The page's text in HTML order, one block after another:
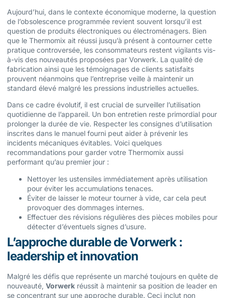
Aujourd’hui, dans le contexte économique moderne, la question
de l’obsolescence programmée revient souvent lorsqu’il est
question de produits électroniques ou électroménagers. Bien
que le Thermomix ait réussi jusqu’à présent à contourner cette
pratique controversée, les consommateurs restent vigilants vis-
à-vis des nouveautés proposées par Vorwerk. La qualité de
fabrication ainsi que les témoignages de clients satisfaits
prouvent néanmoins que l’entreprise veille à maintenir un
standard élevé malgré les pressions industrielles actuelles.
Dans ce cadre évolutif, il est crucial de surveiller l’utilisation
quotidienne de l’appareil. Un bon entretien reste primordial pour
prolonger la durée de vie. Respecter les consignes d’utilisation
inscrites dans le manuel fourni peut aider à prévenir les
incidents mécaniques évitables. Voici quelques
recommandations pour garder votre Thermomix aussi
performant qu’au premier jour :
Nettoyer les ustensiles immédiatement après utilisation
pour éviter les accumulations tenaces.
Éviter de laisser le moteur tourner à vide, car cela peut
provoquer des dommages internes.
Effectuer des révisions régulières des pièces mobiles pour
détecter d’éventuels signes d’usure.
L’approche durable de Vorwerk :
leadership et innovation
Malgré les défis que représente un marché toujours en quête de
nouveauté, Vorwerk réussit à maintenir sa position de leader en
se concentrant sur une approche durable. Ceci inclut non